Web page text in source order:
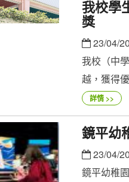
我校學
獎
23/04/
我校（中
越，獲得
詳情 >>
鏡平幼
23/04/
鏡平幼稚